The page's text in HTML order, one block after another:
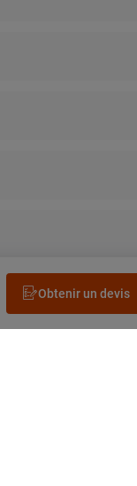
Obtenir un devis